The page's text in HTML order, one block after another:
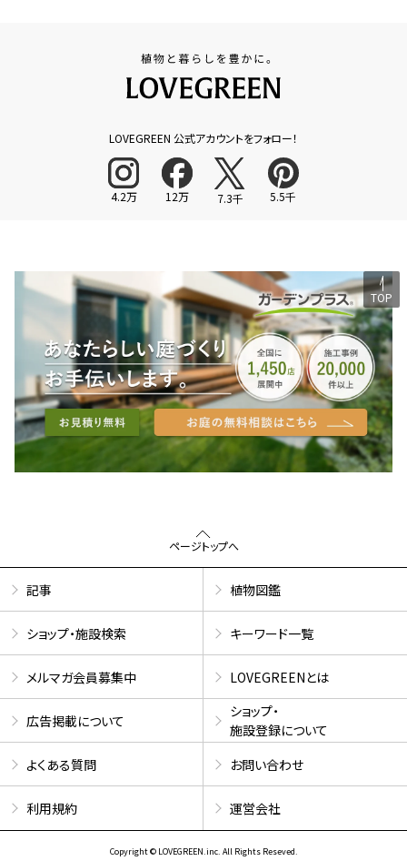
LOVEGREEN 公式アカウントをフォロー！
4.2万 12万 7.3千 5.5千
TOP
ページトップへ
記事 植物図鑑
ショップ・施設検索 キーワード一覧
メルマガ会員募集中 LOVEGREENとは
広告掲載について
ショップ・
施設登録について
よくある質問
お問い合わせ
利用規約 運営会社
Copyright © LOVEGREEN.inc. All Rights Reseved.